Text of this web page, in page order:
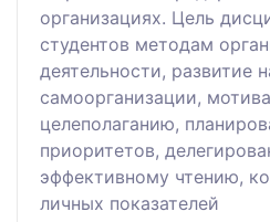
организациях. Цель
студентов методам
деятельности, развитие
самоорганизации,
целеполаганию,
приоритетов,
эффективному чтению,
личных показателей